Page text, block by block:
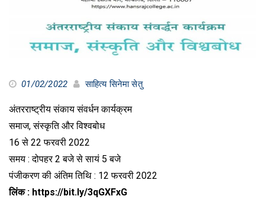
01/02/2022 साहित्य सिनेमा सेतु
अंतरराष्ट्रीय संकाय संवर्धन कार्यक्रम
समाज, संस्कृति और विश्वबोध
16 से 22 फरवरी 2022
समय : दोपहर 2 बजे से सायं 5 बजे
पंजीकरण की अंतिम तिथि : 12 फरवरी 2022
लिंक : https://bit.ly/3qGXFxG